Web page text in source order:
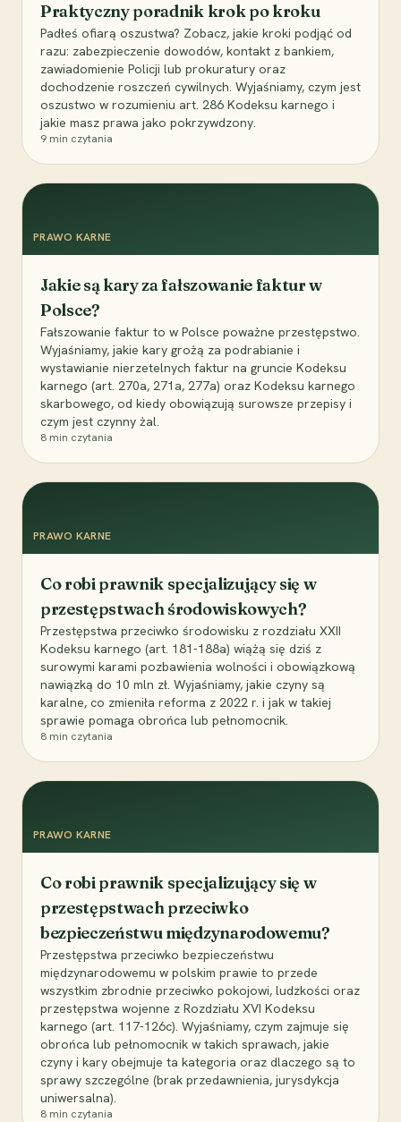
Praktyczny poradnik krok po kroku
Padłeś ofiarą oszustwa? Zobacz, jakie kroki podjąć od
razu: zabezpieczenie dowodów, kontakt z bankiem,
zawiadomienie Policji lub prokuratury oraz
dochodzenie roszczeń cywilnych. Wyjaśniamy, czym jest
oszustwo w rozumieniu art. 286 Kodeksu karnego i
jakie masz prawa jako pokrzywdzony.
9 min czytania
PRAWO KARNE
Jakie są kary za fałszowanie faktur w
Polsce?
Fałszowanie faktur to w Polsce poważne przestępstwo.
Wyjaśniamy, jakie kary grożą za podrabianie i
wystawianie nierzetelnych faktur na gruncie Kodeksu
karnego (art. 270a, 271a, 277a) oraz Kodeksu karnego
skarbowego, od kiedy obowiązują surowsze przepisy i
czym jest czynny żal.
8 min czytania
PRAWO KARNE
Co robi prawnik specjalizujący się w
przestępstwach środowiskowych?
Przestępstwa przeciwko środowisku z rozdziału XXII
Kodeksu karnego (art. 181-188a) wiążą się dziś z
surowymi karami pozbawienia wolności i obowiązkową
nawiązką do 10 mln zł. Wyjaśniamy, jakie czyny są
karalne, co zmieniła reforma z 2022 r. i jak w takiej
sprawie pomaga obrońca lub pełnomocnik.
8 min czytania
PRAWO KARNE
Co robi prawnik specjalizujący się w
przestępstwach przeciwko
bezpieczeństwu międzynarodowemu?
Przestępstwa przeciwko bezpieczeństwu
międzynarodowemu w polskim prawie to przede
wszystkim zbrodnie przeciwko pokojowi, ludzkości oraz
przestępstwa wojenne z Rozdziału XVI Kodeksu
karnego (art. 117-126c). Wyjaśniamy, czym zajmuje się
obrońca lub pełnomocnik w takich sprawach, jakie
czyny i kary obejmuje ta kategoria oraz dlaczego są to
sprawy szczególne (brak przedawnienia, jurysdykcja
uniwersalna).
8 min czytania